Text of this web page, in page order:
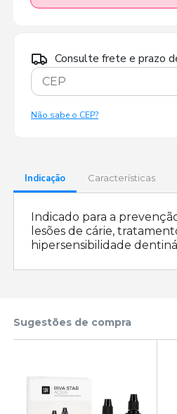
Consulte frete e prazo
Não sabe o CEP?
Indicação Características
Indicado para a
lesões de cárie,
hipersensibilidade
Sugestões de compra